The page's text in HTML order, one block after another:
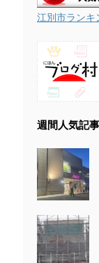
江別市ランキ
週間人気記